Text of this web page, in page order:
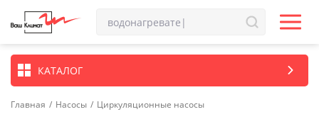
КАТАЛОГ
Главная / Насосы / Циркуляционные насосы